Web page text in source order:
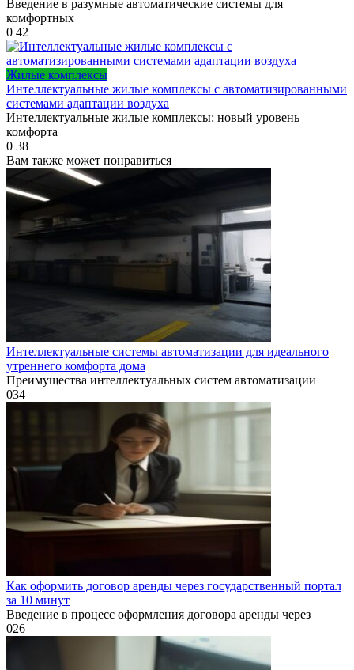
Введение в разумные автоматические системы для
комфортных
0 42
Жилые комплексы
Интеллектуальные жилые комплексы с автоматизированными
системами адаптации воздуха
Интеллектуальные жилые комплексы: новый уровень
комфорта
0 38
Вам также может понравиться
Интеллектуальные системы автоматизации для идеального
утреннего комфорта дома
Преимущества интеллектуальных систем автоматизации
034
Как оформить договор аренды через государственный портал
за 10 минут
Введение в процесс оформления договора аренды через
026